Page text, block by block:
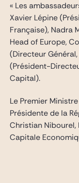
« Les
Xavier Lépine
Française), Nadra
Head of Europe,
(Directeur
(Président-
Capital).
Le Premier
Présidente de la
Christian Nibourel,
Capitale